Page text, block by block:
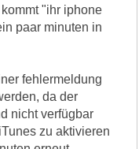
"ihr iphone
paar minuten in
fehlermeldung
da der
nicht verfügbar
zu aktivieren